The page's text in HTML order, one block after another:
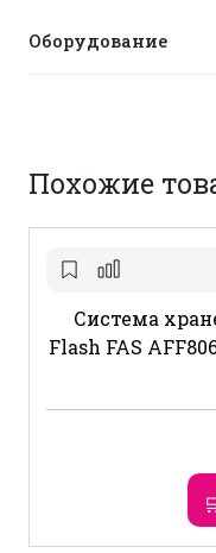
Оборудование
Похожие
Система
Flash FAS